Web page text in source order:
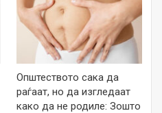
Општеството сака да
раѓаат, но да изгледаат
како да не родиле: Зошто